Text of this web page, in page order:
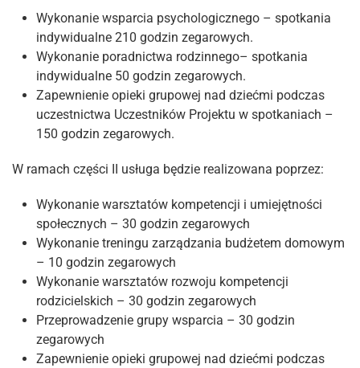
Wykonanie wsparcia psychologicznego – spotkania
indywidualne 210 godzin zegarowych.
Wykonanie poradnictwa rodzinnego– spotkania
indywidualne 50 godzin zegarowych.
Zapewnienie opieki grupowej nad dziećmi podczas
uczestnictwa Uczestników Projektu w spotkaniach –
150 godzin zegarowych.
W ramach części II usługa będzie realizowana poprzez:
Wykonanie warsztatów kompetencji i umiejętności
społecznych – 30 godzin zegarowych
Wykonanie treningu zarządzania budżetem domowym
– 10 godzin zegarowych
Wykonanie warsztatów rozwoju kompetencji
rodzicielskich – 30 godzin zegarowych
Przeprowadzenie grupy wsparcia – 30 godzin
zegarowych
Zapewnienie opieki grupowej nad dziećmi podczas